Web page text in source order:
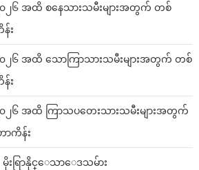
၂၀၂၆ အထိ စနေသားသမီးများအတွက် တစ်
း
၂၀၂၆ အထိ သောကြာသားသမီးများအတွက် တစ်
း
၂၀၂၆ အထိ ကြာသပတေးသားသမီးများအတွက်
ာကိန်း
းရြာနိုင္ေသာေဒသမ်ား